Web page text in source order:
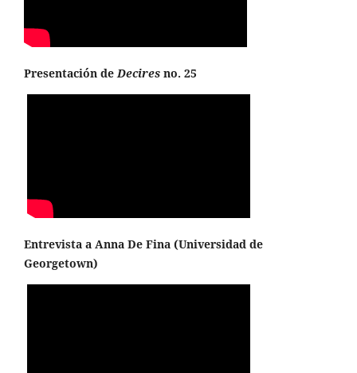
Presentación de Decires no. 25
Entrevista a Anna De Fina (Universidad de
Georgetown)